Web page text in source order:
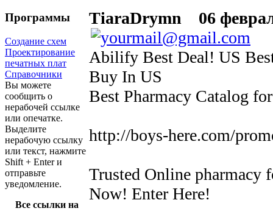
Программы
Создание схем
Проектирование
печатных плат
Справочники
Вы можете
сообщить о
нерабочей ссылке
или опечатке.
Выделите
нерабочую ссылку
или текст, нажмите
Shift + Enter и
отправьте
уведомление.
Все ссылки на
TiaraDrymn
06
Abilify Best Deal! US
Buy In US
Best Pharmacy Catalog
http://boys-here.com/
Trusted Online
Now! Enter Here!